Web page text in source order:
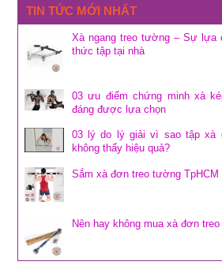
TIN TỨC MỚI NHẤT
Xà ngang treo tường – Sự lựa
thức tập tại nhà
03 ưu điểm chứng minh xà
đáng được lựa chọn
03 lý do lý giải vì sao tập xà
không thấy hiệu quả?
Sắm xà đơn treo tường TpHCM
Nên hay không mua xà đơn